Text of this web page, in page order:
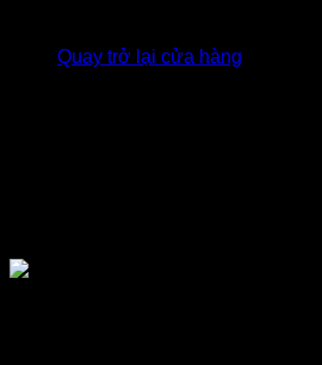
Quay trở lại cửa hàng